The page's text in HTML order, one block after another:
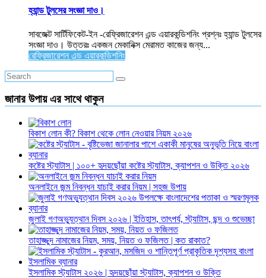
হ্যান্ড টুলসের সংজ্ঞা দাও।
সাবজেক্ট সার্টিফিকেট-ইন -রেফ্রিজারেশন এন্ড এয়ারকন্ডিশনিং প্রশ্নঃ হ্যান্ড টুলসের
সংজ্ঞা দাও। উত্তরঃ একজন মেকানিক্স মেরামত কাজের জন্য...
রেফ্রিজারেশন এন্ড এয়ারকন্ডিশনিং
জানার উপায় এর সাথে থাকুন
বিকাশ লোন কী? বিকাশ থেকে লোন নেওয়ার নিয়ম ২০২৬
কষ্টের স্ট্যাটাস | ১০০+ হৃদয়ছোঁয়া কষ্টের স্ট্যাটাস, ক্যাপশন ও উক্তি ২০২৬
অনলাইনে জন্ম নিবন্ধন যাচাই করার নিয়ম | সহজ উপায়
জুলাই গণঅভ্যুত্থান দিবস ২০২৬ | ইতিহাস, তাৎপর্য, স্ট্যাটাস, ছন্দ ও শুভেচ্ছা
তাহাজ্জুদ নামাজের নিয়ম, সময়, নিয়ত ও ফজিলত | কত রাকাত?
ইসলামিক স্ট্যাটাস ২০২৬ | হৃদয়ছোঁয়া স্ট্যাটাস, ক্যাপশন ও উক্তি